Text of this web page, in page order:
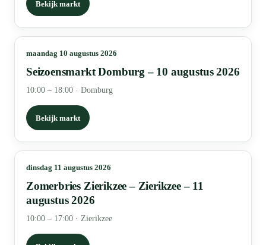
Bekijk markt
maandag 10 augustus 2026
Seizoensmarkt Domburg – 10 augustus 2026
10:00 – 18:00 · Domburg
Bekijk markt
dinsdag 11 augustus 2026
Zomerbries Zierikzee – Zierikzee – 11
augustus 2026
10:00 – 17:00 · Zierikzee